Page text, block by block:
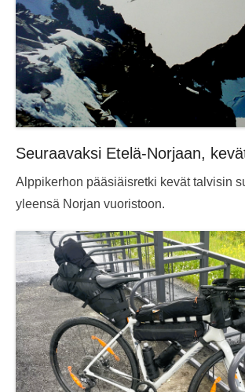
Seuraavaksi Etelä-Norjaan,
Alppikerhon pääsiäisretki kevät talvisin
yleensä Norjan vuoristoon.